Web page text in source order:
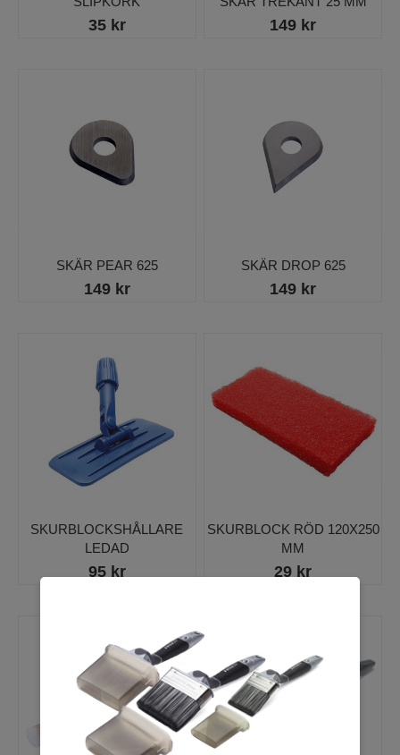
35 kr 149 kr
SKÄR PEAR 625
149 kr
SKÄR DROP 625
149 kr
SKURBLOCKSHÅLLARE
LEDAD
95 kr
SKURBLOCK RÖD 120X250
MM
29 kr